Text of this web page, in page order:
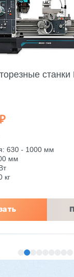
630 - 1000 мм
мм
кг